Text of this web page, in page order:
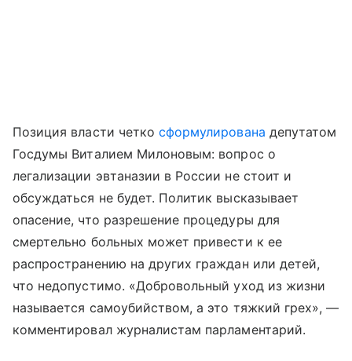
Позиция власти четкосформулирована депутатом
Госдумы Виталием Милоновым: вопрос о
легализации эвтаназии в России не стоит и
обсуждаться не будет. Политик высказывает
опасение, что разрешение процедуры для
смертельно больных может привести к ее
распространению на других граждан или детей,
что недопустимо. «Добровольный уход из жизни
называется самоубийством, а это тяжкий грех», —
комментировал журналистам парламентарий.